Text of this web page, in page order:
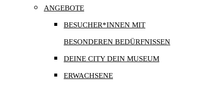
ANGEBOTE
BESUCHER*INNEN MIT
BESONDEREN BEDÜRFNISSEN
DEINE CITY DEIN MUSEUM
ERWACHSENE